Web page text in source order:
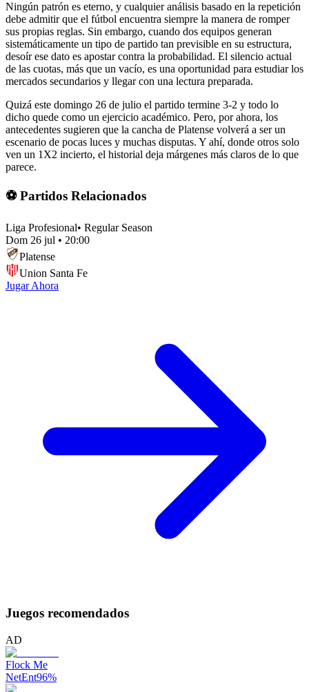
Ningún patrón es eterno, y cualquier análisis basado en la repetición
debe admitir que el fútbol encuentra siempre la manera de romper
sus propias reglas. Sin embargo, cuando dos equipos generan
sistemáticamente un tipo de partido tan previsible en su estructura,
desoír ese dato es apostar contra la probabilidad. El silencio actual
de las cuotas, más que un vacío, es una oportunidad para estudiar los
mercados secundarios y llegar con una lectura preparada.
Quizá este domingo 26 de julio el partido termine 3-2 y todo lo
dicho quede como un ejercicio académico. Pero, por ahora, los
antecedentes sugieren que la cancha de Platense volverá a ser un
escenario de pocas luces y muchas disputas. Y ahí, donde otros solo
ven un 1X2 incierto, el historial deja márgenes más claros de lo que
parece.
⚽ Partidos Relacionados
Liga Profesional• Regular Season
Dom 26 jul • 20:00
Platense
Union Santa Fe
Jugar Ahora
Juegos recomendados
AD
Flock Me
NetEnt96%